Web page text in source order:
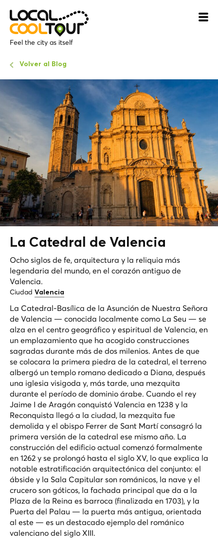
Feel the city as itself
Volver al Blog
La Catedral de Valencia
Ocho siglos de fe, arquitectura y la reliquia más
legendaria del mundo, en el corazón antiguo de
Valencia.
Ciudad Valencia
La Catedral-Basílica de la Asunción de Nuestra Señora
de Valencia — conocida localmente como La Seu — se
alza en el centro geográfico y espiritual de Valencia, en
un emplazamiento que ha acogido construcciones
sagradas durante más de dos milenios. Antes de que
se colocara la primera piedra de la catedral, el terreno
albergó un templo romano dedicado a Diana, después
una iglesia visigoda y, más tarde, una mezquita
durante el período de dominio árabe. Cuando el rey
Jaime I de Aragón conquistó Valencia en 1238 y la
Reconquista llegó a la ciudad, la mezquita fue
demolida y el obispo Ferrer de Sant Martí consagró la
primera versión de la catedral ese mismo año. La
construcción del edificio actual comenzó formalmente
en 1262 y se prolongó hasta el siglo XV, lo que explica la
notable estratificación arquitectónica del conjunto: el
ábside y la Sala Capitular son románicos, la nave y el
crucero son góticos, la fachada principal que da a la
Plaza de la Reina es barroca (finalizada en 1703), y la
Puerta del Palau — la puerta más antigua, orientada
al este — es un destacado ejemplo del románico
valenciano del siglo XIII.